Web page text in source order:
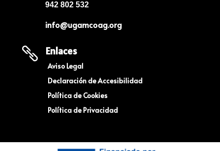
942 802 532
info@ugamcoag.org
 Enlaces
Aviso Legal
Declaración de Accesibilidad
Política de Cookies
Política de Privacidad